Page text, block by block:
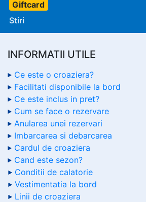
Giftcard
Stiri
INFORMATII UTILE
Ce este o croaziera?
Facilitati disponibile la bord
Ce este inclus in pret?
Cum se face o rezervare
Anularea unei rezervari
Imbarcarea si debarcarea
Cardul de croaziera
Cand este sezon?
Conditii de calatorie
Vestimentatia la bord
Linii de croaziera